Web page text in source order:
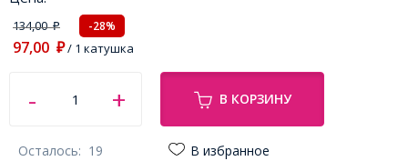
134,00₽ -28%
97,00 ₽/ 1 катушка
В КОРЗИНУ
Осталось: 19 В избранное